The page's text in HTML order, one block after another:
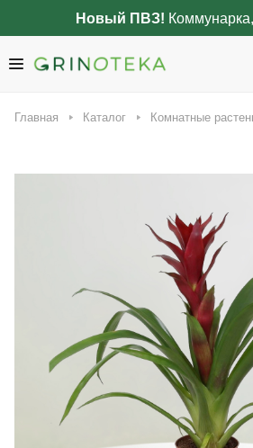
Новый ПВЗ!
Главная Каталог Комнатные